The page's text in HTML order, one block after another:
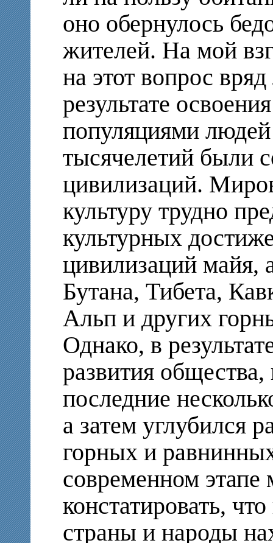
оно обернулось
жителей. На мой
на этот вопрос
результате
популяциями людей
тысячелетий были
цивилизаций.
культуру трудно
культурных
цивилизаций майя,
Бутана, Тибета,
Альп и других
Однако, в
развития
последние
а затем углубился
горных и
современном
констатировать,
страны и народы